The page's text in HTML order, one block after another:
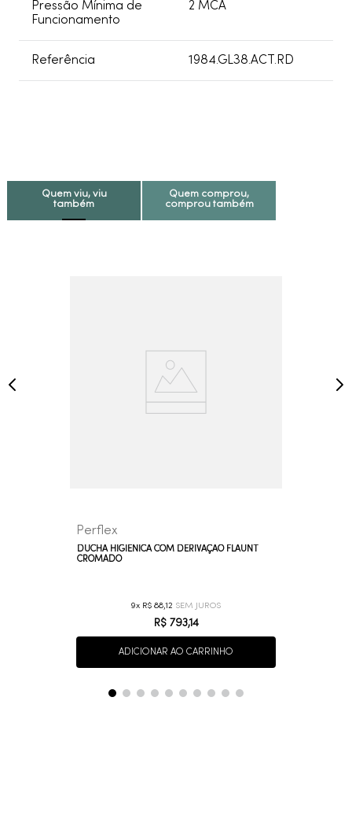
Pressão Mínima de
Funcionamento
2 MCA
Referência 1984.GL38.ACT.RD
Quem viu, viu
também
Quem comprou,
comprou também
Perflex
DUCHA HIGIÊNICA COM DERIVAÇÃO FLAUNT
CROMADO
9 R$ 88,12
R$ 793,14
ADICIONAR AO CARRINHO